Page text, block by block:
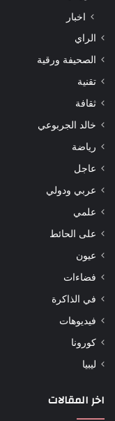
اخبار
الراي
الصحيفة ورقية
تقنية
ثقافة
خالد الجربوعي
رياضة
عاجل
عربي ودولي
علمي
على الحائط
عيون
فضاءات
في الذاكرة
فيديوهات
كورونا
ليبيا
اخر المقالات